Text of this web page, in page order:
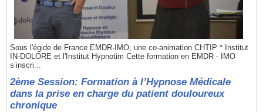
Sous l'égide de France EMDR-IMO, une co-animation CHTIP * Institut
IN-DOLORE et l'Institut Hypnotim Cette formation en EMDR - IMO
s’inscri...
2ème Session: Formation à l’Hypnose Médicale
dans la prise en charge du patient douloureux
chronique